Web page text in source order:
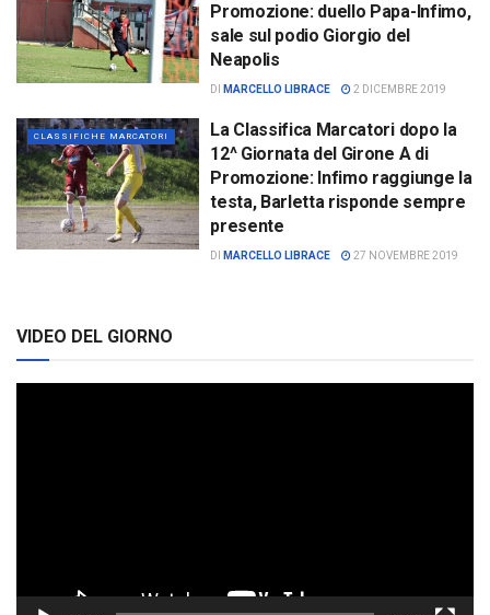
Promozione: duello Papa-Infimo,
sale sul podio Giorgio del
Neapolis
DI MARCELLO LIBRACE 2 DICEMBRE 2019
CLASSIFICHE MARCATORI
La Classifica Marcatori dopo la
12^ Giornata del Girone A di
Promozione: Infimo raggiunge la
testa, Barletta risponde sempre
presente
DI MARCELLO LIBRACE 27 NOVEMBRE 2019
VIDEO DEL GIORNO